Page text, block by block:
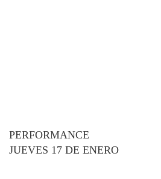
PERFORMANCE
JUEVES 17 DE ENERO